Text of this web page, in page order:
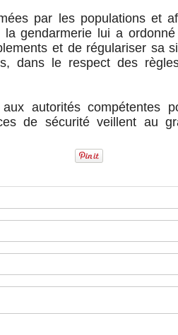
par les populations et
la gendarmerie lui a
et de régulariser sa
dans le respect des
autorités compétentes
de sécurité veillent au